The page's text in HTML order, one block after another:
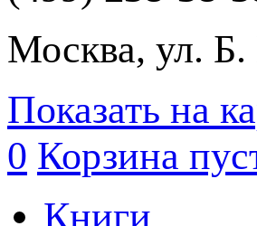
Москва, ул.
Показать на
0 Корзина
Книги